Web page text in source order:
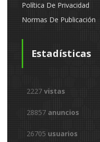
Política De Privacidad
Normas De Publicación
Estadísticas
2227 vistas
28857 anuncios
26705 usuarios